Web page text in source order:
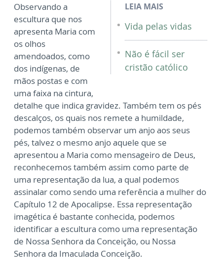
LEIA MAIS
Vida pelas vidas
Não é fácil ser
cristão católico
Observando a
escultura que nos
apresenta Maria com
os olhos
amendoados, como
dos indígenas, de
mãos postas e com
uma faixa na cintura,
detalhe que indica gravidez. Também tem os pés
descalços, os quais nos remete a humildade,
podemos também observar um anjo aos seus
pés, talvez o mesmo anjo aquele que se
apresentou a Maria como mensageiro de Deus,
reconhecemos também assim como parte de
uma representação da lua, a qual podemos
assinalar como sendo uma referência a mulher do
Capítulo 12 de Apocalipse. Essa representação
imagética é bastante conhecida, podemos
identificar a escultura como uma representação
de Nossa Senhora da Conceição, ou Nossa
Senhora da Imaculada Conceição.